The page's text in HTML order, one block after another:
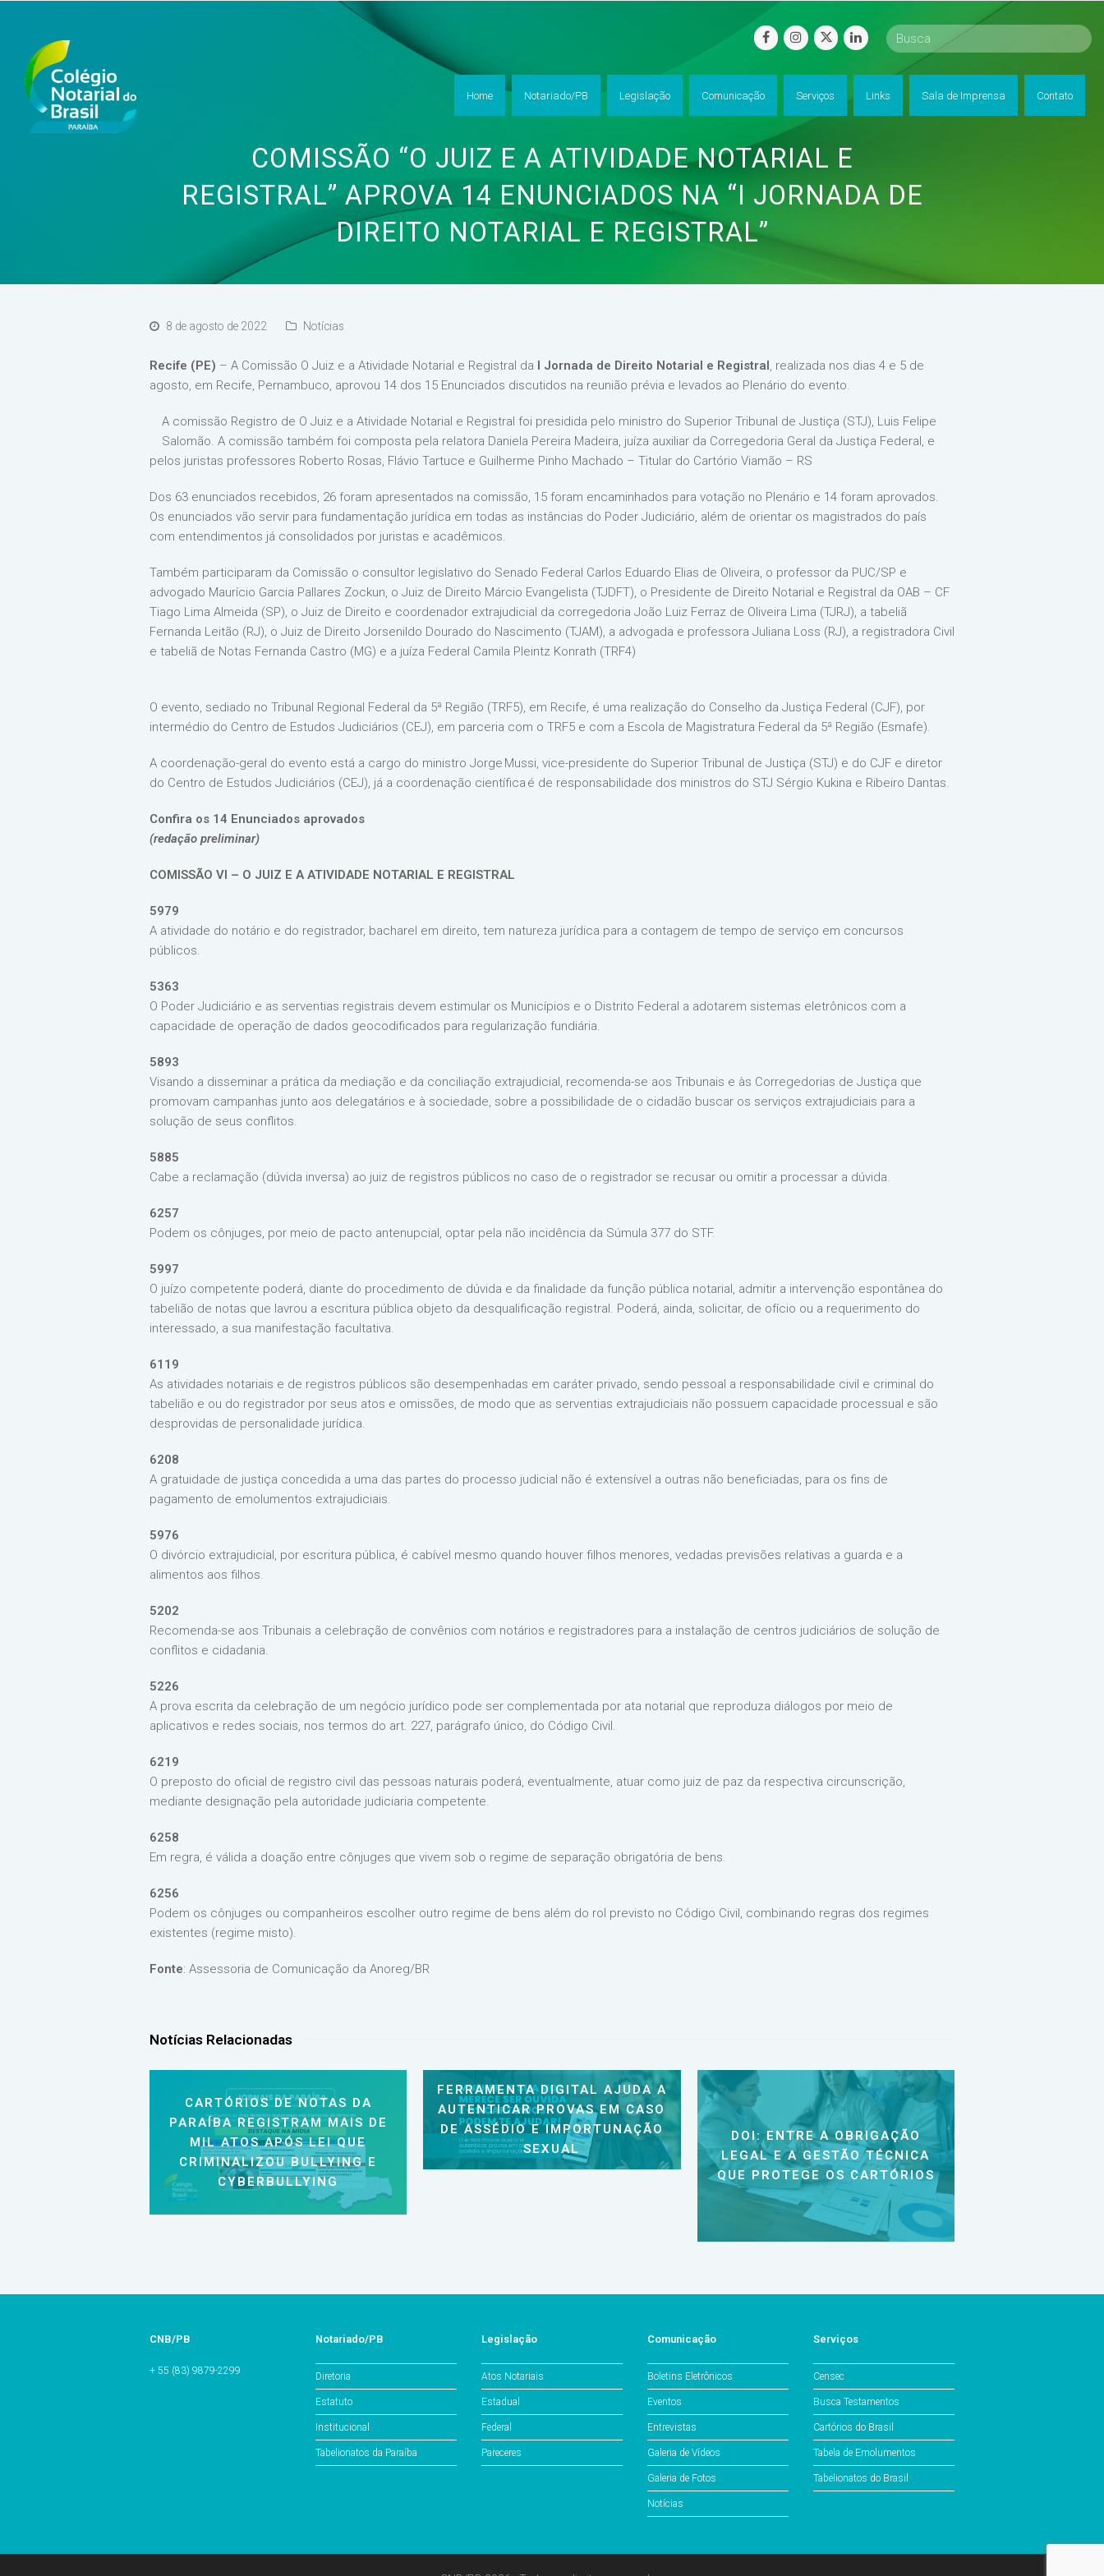
facebookinstagram
twitterlinkedin
Home Notariado/PB Legislação Comunicação Serviços Links Sala de Imprensa Contato
COMISSÃO “O JUIZ E A ATIVIDADE NOTARIAL E
REGISTRAL” APROVA 14 ENUNCIADOS NA “I JORNADA DE
DIREITO NOTARIAL E REGISTRAL”
8 de agosto de 2022 Notícias
Recife (PE) – A Comissão O Juiz e a Atividade Notarial e Registral da I Jornada de Direito Notarial e Registral, realizada nos dias 4 e 5 de
agosto, em Recife, Pernambuco, aprovou 14 dos 15 Enunciados discutidos na reunião prévia e levados ao Plenário do evento.
A comissão Registro de O Juiz e a Atividade Notarial e Registral foi presidida pelo ministro do Superior Tribunal de Justiça (STJ), Luis Felipe
Salomão. A comissão também foi composta pela relatora Daniela Pereira Madeira, juíza auxiliar da Corregedoria Geral da Justiça Federal, e
pelos juristas professores Roberto Rosas, Flávio Tartuce e Guilherme Pinho Machado – Titular do Cartório Viamão – RS
Dos 63 enunciados recebidos, 26 foram apresentados na comissão, 15 foram encaminhados para votação no Plenário e 14 foram aprovados.
Os enunciados vão servir para fundamentação jurídica em todas as instâncias do Poder Judiciário, além de orientar os magistrados do país
com entendimentos já consolidados por juristas e acadêmicos.
Também participaram da Comissão o consultor legislativo do Senado Federal Carlos Eduardo Elias de Oliveira, o professor da PUC/SP e
advogado Maurício Garcia Pallares Zockun, o Juiz de Direito Márcio Evangelista (TJDFT), o Presidente de Direito Notarial e Registral da OAB – CF
Tiago Lima Almeida (SP), o Juiz de Direito e coordenador extrajudicial da corregedoria João Luiz Ferraz de Oliveira Lima (TJRJ), a tabeliã
Fernanda Leitão (RJ), o Juiz de Direito Jorsenildo Dourado do Nascimento (TJAM), a advogada e professora Juliana Loss (RJ), a registradora Civil
e tabeliã de Notas Fernanda Castro (MG) e a juíza Federal Camila Pleintz Konrath (TRF4)
O evento, sediado no Tribunal Regional Federal da 5ª Região (TRF5), em Recife, é uma realização do Conselho da Justiça Federal (CJF), por
intermédio do Centro de Estudos Judiciários (CEJ), em parceria com o TRF5 e com a Escola de Magistratura Federal da 5ª Região (Esmafe).
A coordenação-geral do evento está a cargo do ministro Jorge Mussi, vice-presidente do Superior Tribunal de Justiça (STJ) e do CJF e diretor
do Centro de Estudos Judiciários (CEJ), já a coordenação científica é de responsabilidade dos ministros do STJ Sérgio Kukina e Ribeiro Dantas.
Confira os 14 Enunciados aprovados
(redação preliminar)
COMISSÃO VI – O JUIZ E A ATIVIDADE NOTARIAL E REGISTRAL
5979
A atividade do notário e do registrador, bacharel em direito, tem natureza jurídica para a contagem de tempo de serviço em concursos
públicos.
5363
O Poder Judiciário e as serventias registrais devem estimular os Municípios e o Distrito Federal a adotarem sistemas eletrônicos com a
capacidade de operação de dados geocodificados para regularização fundiária.
5893
Visando a disseminar a prática da mediação e da conciliação extrajudicial, recomenda-se aos Tribunais e às Corregedorias de Justiça que
promovam campanhas junto aos delegatários e à sociedade, sobre a possibilidade de o cidadão buscar os serviços extrajudiciais para a
solução de seus conflitos.
5885
Cabe a reclamação (dúvida inversa) ao juiz de registros públicos no caso de o registrador se recusar ou omitir a processar a dúvida.
6257
Podem os cônjuges, por meio de pacto antenupcial, optar pela não incidência da Súmula 377 do STF.
5997
O juízo competente poderá, diante do procedimento de dúvida e da finalidade da função pública notarial, admitir a intervenção espontânea do
tabelião de notas que lavrou a escritura pública objeto da desqualificação registral. Poderá, ainda, solicitar, de ofício ou a requerimento do
interessado, a sua manifestação facultativa.
6119
As atividades notariais e de registros públicos são desempenhadas em caráter privado, sendo pessoal a responsabilidade civil e criminal do
tabelião e ou do registrador por seus atos e omissões, de modo que as serventias extrajudiciais não possuem capacidade processual e são
desprovidas de personalidade jurídica.
6208
A gratuidade de justiça concedida a uma das partes do processo judicial não é extensível a outras não beneficiadas, para os fins de
pagamento de emolumentos extrajudiciais.
5976
O divórcio extrajudicial, por escritura pública, é cabível mesmo quando houver filhos menores, vedadas previsões relativas a guarda e a
alimentos aos filhos.
5202
Recomenda-se aos Tribunais a celebração de convênios com notários e registradores para a instalação de centros judiciários de solução de
conflitos e cidadania.
5226
A prova escrita da celebração de um negócio jurídico pode ser complementada por ata notarial que reproduza diálogos por meio de
aplicativos e redes sociais, nos termos do art. 227, parágrafo único, do Código Civil.
6219
O preposto do oficial de registro civil das pessoas naturais poderá, eventualmente, atuar como juiz de paz da respectiva circunscrição,
mediante designação pela autoridade judiciaria competente.
6258
Em regra, é válida a doação entre cônjuges que vivem sob o regime de separação obrigatória de bens.
6256
Podem os cônjuges ou companheiros escolher outro regime de bens além do rol previsto no Código Civil, combinando regras dos regimes
existentes (regime misto).
Fonte: Assessoria de Comunicação da Anoreg/BR
Notícias Relacionadas
CARTÓRIOS DE NOTAS DA
PARAÍBA REGISTRAM MAIS DE
MIL ATOS APÓS LEI QUE
CRIMINALIZOU BULLYING E
CYBERBULLYING
FERRAMENTA DIGITAL AJUDA A
AUTENTICAR PROVAS EM CASO
DE ASSÉDIO E IMPORTUNAÇÃO
SEXUAL
DOI: ENTRE A OBRIGAÇÃO
LEGAL E A GESTÃO TÉCNICA
QUE PROTEGE OS CARTÓRIOS
CNB/PB
+ 55 (83) 9879-2299
Notariado/PB
Diretoria
Estatuto
Institucional
Tabelionatos da Paraíba
Legislação
Atos Notariais
Estadual
Federal
Pareceres
Comunicação
Boletins Eletrônicos
Eventos
Entrevistas
Galeria de Vídeos
Galeria de Fotos
Notícias
Serviços
Censec
Busca Testamentos
Cartórios do Brasil
Tabela de Emolumentos
Tabelionatos do Brasil